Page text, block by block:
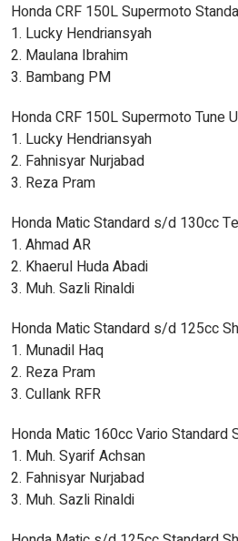
Honda CRF 150L Supermoto
1. Lucky Hendriansyah
2. Maulana Ibrahim
3. Bambang PM
Honda CRF 150L Supermoto Tune
1. Lucky Hendriansyah
2. Fahnisyar Nurjabad
3. Reza Pram
Honda Matic Standard s/d 130cc
1. Ahmad AR
2. Khaerul Huda Abadi
3. Muh. Sazli Rinaldi
Honda Matic Standard s/d 125cc
1. Munadil Haq
2. Reza Pram
3. Cullank RFR
Honda Matic 160cc Vario Standard
1. Muh. Syarif Achsan
2. Fahnisyar Nurjabad
3. Muh. Sazli Rinaldi